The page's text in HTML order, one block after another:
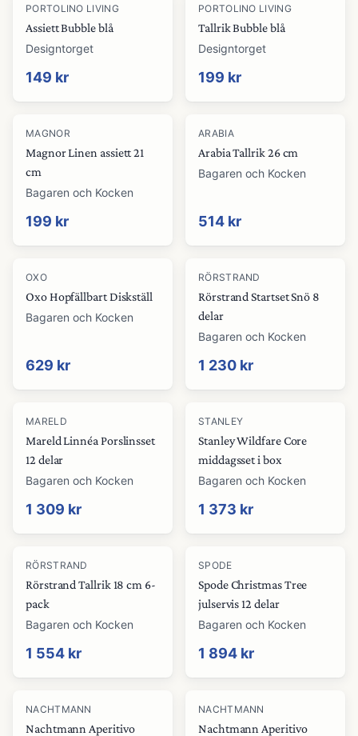
PORTOLINO LIVING
Assiett Bubble blå
Designtorget
149 kr
PORTOLINO LIVING
Tallrik Bubble blå
Designtorget
199 kr
MAGNOR
Magnor Linen assiett 21
cm
Bagaren och Kocken
199 kr
ARABIA
Arabia Tallrik 26 cm
Bagaren och Kocken
514 kr
OXO
Oxo Hopfällbart Diskställ
Bagaren och Kocken
629 kr
RÖRSTRAND
Rörstrand Startset Snö 8
delar
Bagaren och Kocken
1 230 kr
MARELD
Mareld Linnéa Porslinsset
12 delar
Bagaren och Kocken
1 309 kr
STANLEY
Stanley Wildfare Core
middagsset i box
Bagaren och Kocken
1 373 kr
RÖRSTRAND
Rörstrand Tallrik 18 cm 6-
pack
Bagaren och Kocken
1 554 kr
SPODE
Spode Christmas Tree
julservis 12 delar
Bagaren och Kocken
1 894 kr
NACHTMANN
Nachtmann Aperitivo
NACHTMANN
Nachtmann Aperitivo